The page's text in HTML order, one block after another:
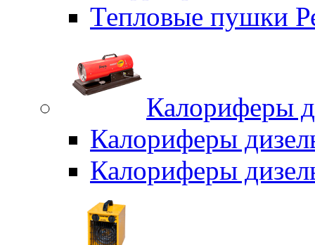
Тепловые пушки
Калориферы
Калориферы
Калориферы